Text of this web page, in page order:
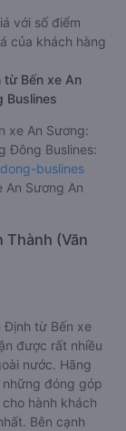
với số điểm
của khách hàng
từ Bến xe An
Buslines
xe An Sương:
Đông Buslines:
buslines
An Sương An
Thành (Văn
Định từ Bến xe
được rất nhiều
nước. Hãng
những đóng góp
hành khách
Bên cạnh